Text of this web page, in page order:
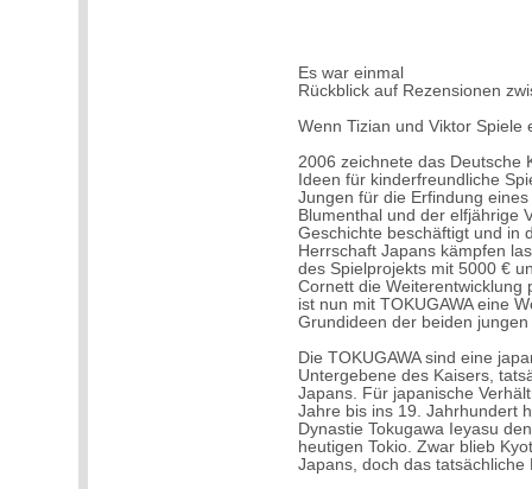
Es war einmal
Rückblick auf Rezensionen
Wenn Tizian und Viktor Spiele
2006 zeichnete das Deutsche
Ideen für kinderfreundliche
Jungen für die Erfindung
Blumenthal und der elfjährige
Geschichte beschäftigt und in
Herrschaft Japans kämpfen
des Spielprojekts mit 5000 €
Cornett die Weiterentwicklung
ist nun mit TOKUGAWA eine
Grundideen der beiden
Die TOKUGAWA sind eine
Untergebene des Kaisers,
Japans. Für japanische
Jahre bis ins 19. Jahrhundert
Dynastie Tokugawa Ieyasu
heutigen Tokio. Zwar blieb
Japans, doch das